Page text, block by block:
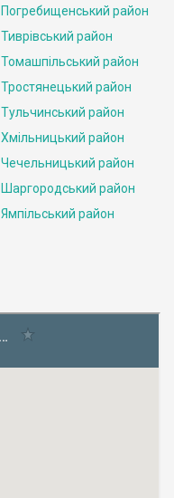
Погребищенський район
Тиврівський район
Томашпільський район
Тростянецький район
Тульчинський район
Хмільницький район
Чечельницький район
Шаргородський район
Ямпільський район